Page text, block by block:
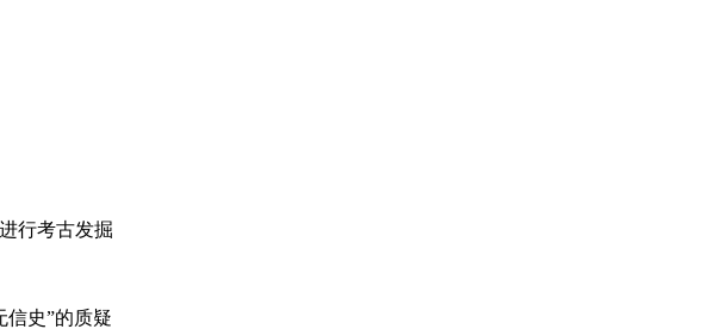
行考古发掘
信史”的质疑